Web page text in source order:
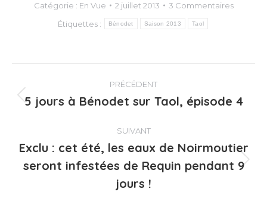
Catégorie : En Vue 2 juillet 2013
3 Commentaires
Étiquettes :
Bénodet Saison 2013 Taol
Navigation
article
PRÉCÉDENT
Article
:
5 jours à Bénodet sur Taol, épisode 4
SUIVANT
Article
suivant
Exclu : cet été, les eaux de Noirmoutier
seront infestées de Requin pendant 9
jours !